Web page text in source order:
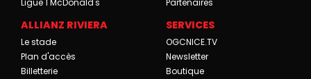
Ligue 1 McDonald's
Partenaires
ALLIANZ RIVIERA
Le stade
Plan d'accès
Billetterie
SERVICES
OGCNICE.TV
Newsletter
Boutique